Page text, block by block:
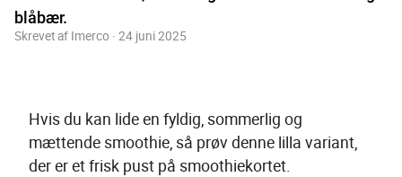
blåbær.
Skrevet af Imerco · 24 juni 2025
Hvis du kan lide en fyldig, sommerlig og
mættende smoothie, så prøv denne lilla variant,
der er et frisk pust på smoothiekortet.